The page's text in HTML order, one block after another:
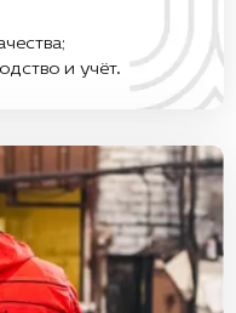
и учёт.